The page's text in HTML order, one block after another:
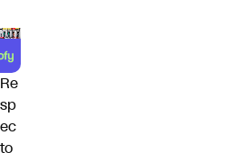
Re
sp
ec
to